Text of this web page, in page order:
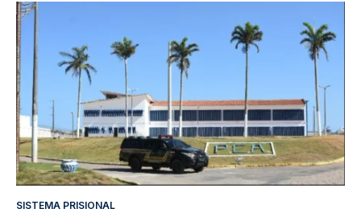
SISTEMA PRISIONAL